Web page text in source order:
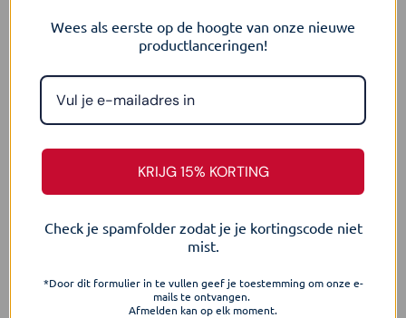
De normale pasvorm, het minimalistische ontwerp en het
subtiele Fit With Intelligence logo geven de shorts een
tijdloze uitstraling.
JE ZOU OOK KUNNEN HOUDEN VAN …
Nieuw Nieuw
Wees als eerste op de hoogte van onze nieuwe
productlanceringen!
KRIJG 15% KORTING
Check je spamfolder zodat je je kortingscode niet
mist.
*Door dit formulier in te vullen geef je toestemming om onze e-
mails te ontvangen.
Afmelden kan op elk moment.